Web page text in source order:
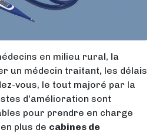
en milieu rural, la
un médecin traitant, les délais
vous, le tout majoré par la
d'amélioration sont
pour prendre en charge
plus de cabines de